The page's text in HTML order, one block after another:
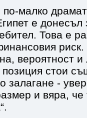
малко
е донесъл
Това е
вероятност и
позиция стои
залагане -
и вяра, че